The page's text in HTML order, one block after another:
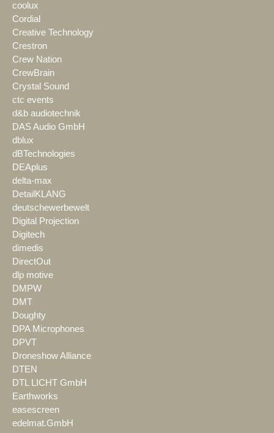
coolux
Cordial
Creative Technology
Crestron
Crew Nation
CrewBrain
Crystal Sound
ctc events
d&b audiotechnik
DAS Audio GmbH
dblux
dBTechnologies
DEAplus
delta-max
DetailKLANG
deutschewerbewelt
Digital Projection
Digitech
dimedis
DirectOut
dlp motive
DMPW
DMT
Doughty
DPA Microphones
DPVT
Droneshow Alliance
DTEN
DTL LICHT GmbH
Earthworks
easescreen
edelmat.GmbH